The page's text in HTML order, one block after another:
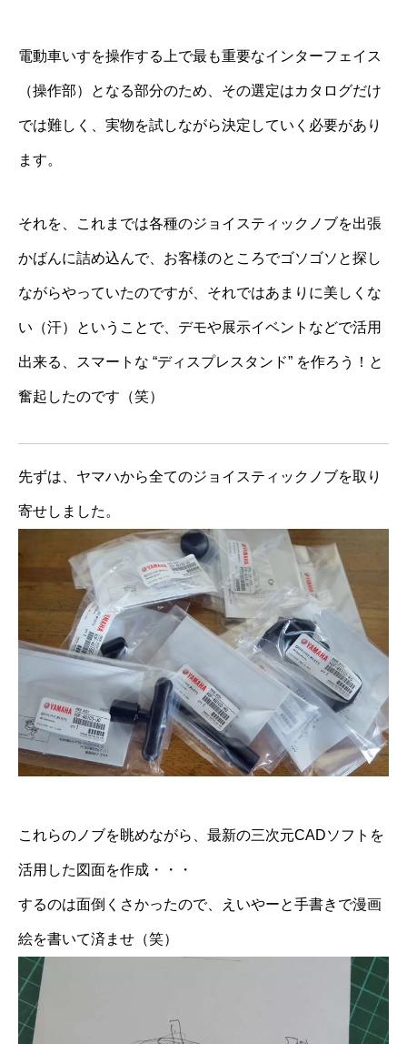
電動車いすを操作する上で最も重要なインターフェイス
（操作部）となる部分のため、その選定はカタログだけ
では難しく、実物を試しながら決定していく必要があり
ます。
それを、これまでは各種のジョイスティックノブを出張
かばんに詰め込んで、お客様のところでゴソゴソと探し
ながらやっていたのですが、それではあまりに美しくな
い（汗）ということで、デモや展示イベントなどで活用
出来る、スマートな “ディスプレスタンド” を作ろう！と
奮起したのです（笑）
先ずは、ヤマハから全てのジョイスティックノブを取り
寄せしました。
これらのノブを眺めながら、最新の三次元CADソフトを
活用した図面を作成・・・
するのは面倒くさかったので、えいやーと手書きで漫画
絵を書いて済ませ（笑）